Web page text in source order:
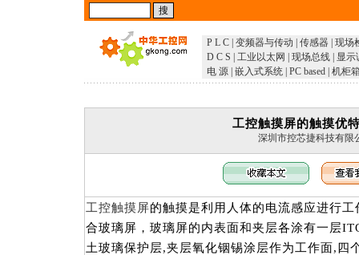
P L C 变频器与传动 传感器 现场
D C S
工业以太网 现场总线
显示
电 源 嵌入式系统 PC based 机柜
工控触摸屏的触摸优
深圳市控芯捷科技有限
工控触摸屏的触摸是利用人体的电流感应进行
合玻璃屏，玻璃屏的内表面和夹层各涂有一层
土玻璃保护层,夹层氧化铟锡涂层作为工作面,四